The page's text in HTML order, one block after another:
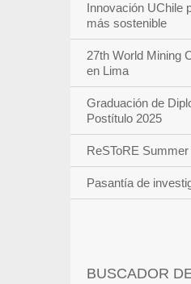
Innovación UChile
más sostenible
27th World Mining
en Lima
Graduación de
Postítulo 2025
ReSToRE
Pasantía de
BUSCADOR